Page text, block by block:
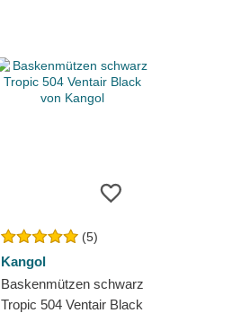
(5)
Kangol
Baskenmützen schwarz
Tropic 504 Ventair Black